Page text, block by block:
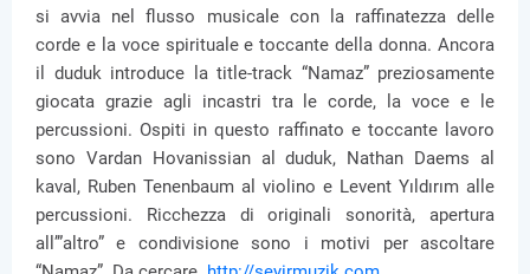
si avvia nel flusso musicale con la raffinatezza delle
corde e la voce spirituale e toccante della donna. Ancora
il duduk introduce la title-track “Namaz” preziosamente
giocata grazie agli incastri tra le corde, la voce e le
percussioni. Ospiti in questo raffinato e toccante lavoro
sono Vardan Hovanissian al duduk, Nathan Daems al
kaval, Ruben Tenenbaum al violino e Levent Yıldırım alle
percussioni. Ricchezza di originali sonorità, apertura
all’”altro” e condivisione sono i motivi per ascoltare